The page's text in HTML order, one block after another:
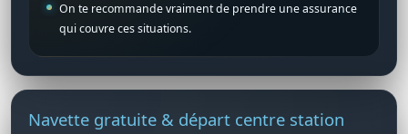
On te recommande vraiment de prendre une assurance
qui couvre ces situations.
Navette gratuite & départ centre station